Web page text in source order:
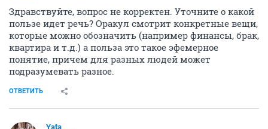
Здравствуйте, вопрос не корректен. Уточните о какой
пользе идет речь? Оракул смотрит конкретные вещи,
которые можно обозначить (например финансы, брак,
квартира и т.д.) а польза это такое эфемерное
понятие, причем для разных людей может
подразумевать разное.
ОТВЕТИТЬ
Yata